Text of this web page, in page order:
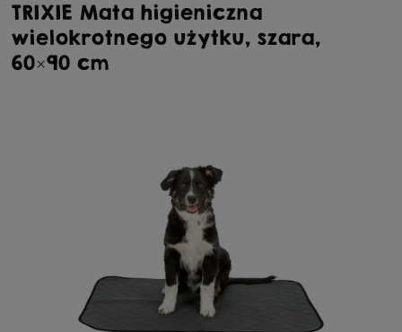
TRIXIE Mata higieniczna
wielokrotnego użytku, szara,
60×90 cm